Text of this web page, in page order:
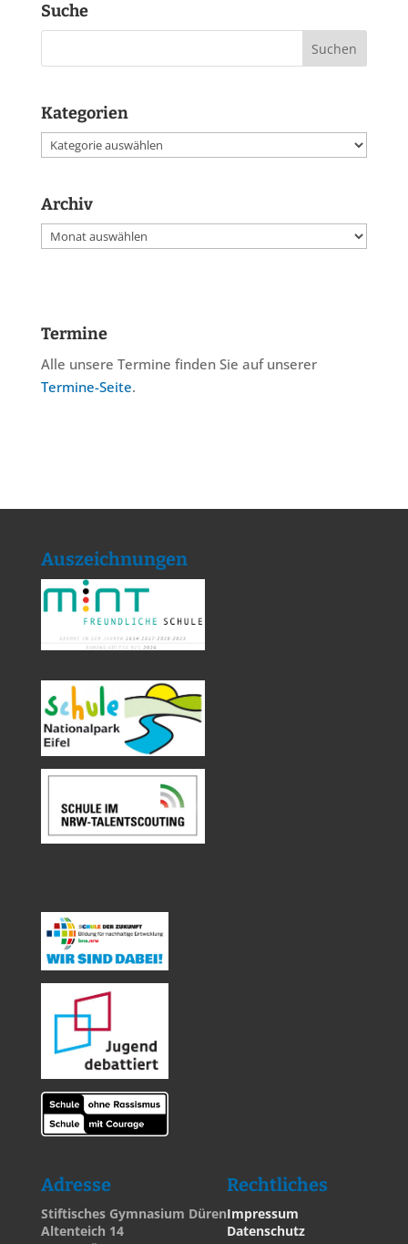
Suche
Kategorien
Kategorien
Archiv
Archiv
Termine
Alle unsere Termine finden Sie auf unserer
Termine-Seite.
Auszeichnungen
Adresse
Stiftisches Gymnasium Düren
Altenteich 14
Rechtliches
Impressum
Datenschutz